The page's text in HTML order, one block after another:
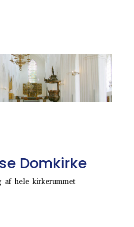
Domkirke
af hele kirkerummet